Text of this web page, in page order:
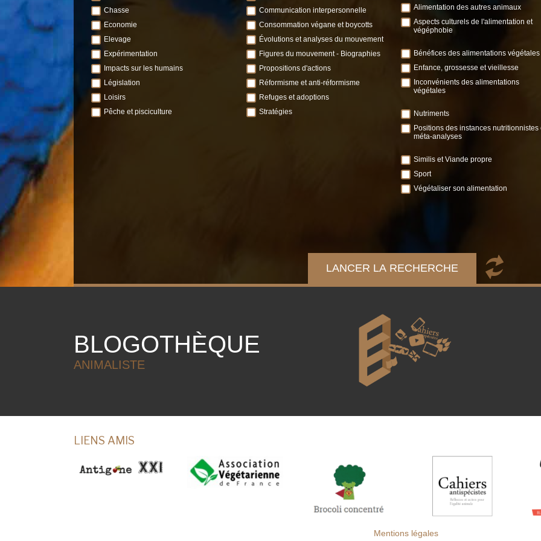
Chasse
Economie
Elevage
Expérimentation
Impacts sur les humains
Législation
Loisirs
Pêche et pisciculture
Communication interpersonnelle
Consommation végane et boycotts
Évolutions et analyses du mouvement
Figures du mouvement - Biographies
Propositions d'actions
Réformisme et anti-réformisme
Refuges et adoptions
Stratégies
Alimentation des autres animaux
Aspects culturels de l'alimentation et
végéphobie
Bénéfices des alimentations végétales
Enfance, grossesse et vieillesse
Inconvénients des alimentations
végétales
Nutriments
Positions des instances nutritionnistes
méta-analyses
Similis et Viande propre
Sport
Végétaliser son alimentation
LANCER LA RECHERCHE
BLOGOTHÈQUE
ANIMALISTE
LIENS AMIS
Mentions légales